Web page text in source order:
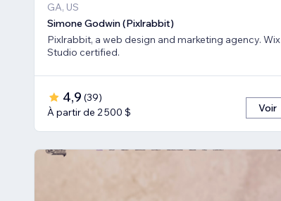
GA, US
Simone Godwin (Pixlrabbit)
Pixlrabbit, a web design and marketing agency. Wix
Studio certified.
4,9 (39)
À partir de 2 500 $
Voir